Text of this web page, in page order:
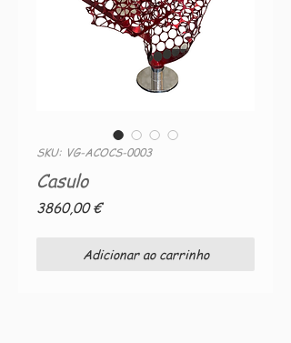
SKU: VG-ACOCS-0003
Casulo
3860,00 €Preço
Adicionar ao carrinho